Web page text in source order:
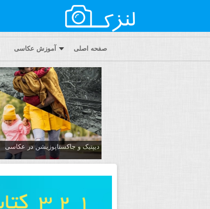
صفحه اصلی آموزش عکاسی
دیپتیک و جاکستا‌پوزیشن در عکاسی